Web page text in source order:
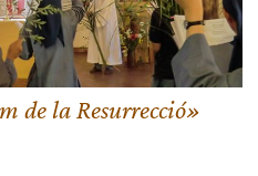
de la Resurrecció»